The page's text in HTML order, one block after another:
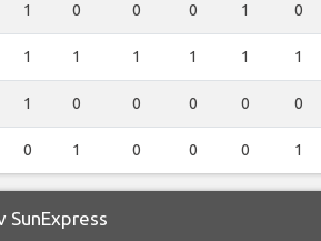
1 0 0 0 1 0
1 1 1 1 1 1
1 0 0 0 0 0
0 1 0 0 0 1
SunExpress